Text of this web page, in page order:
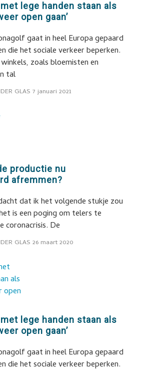
lege handen staan als
open gaan’
gaat in heel Europa gepaard
die het sociale verkeer beperken.
zoals bloemisten en
tal
GLAS 7 januari 2021
productie nu
afremmen?
dat ik het volgende stukje zou
is een poging om telers te
coronacrisis. De
GLAS 26 maart 2020
lege handen staan als
open gaan’
gaat in heel Europa gepaard
die het sociale verkeer beperken.